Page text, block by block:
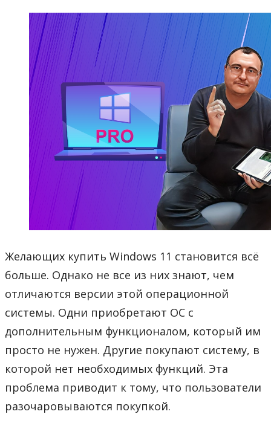
Желающих купить Windows 11 становится всё
больше. Однако не все из них знают, чем
отличаются версии этой операционной
системы. Одни приобретают ОС с
дополнительным функционалом, который им
просто не нужен. Другие покупают систему, в
которой нет необходимых функций. Эта
проблема приводит к тому, что пользователи
разочаровываются покупкой.